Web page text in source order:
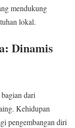
mendukung
lokal.
Dinamis
dari
Kehidupan
pengembangan diri